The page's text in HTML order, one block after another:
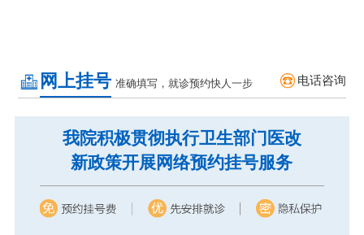
网上挂号 准确填写，就诊预约快人一步 电话咨询
我院积极贯彻执行卫生部门医改
新政策开展网络预约挂号服务